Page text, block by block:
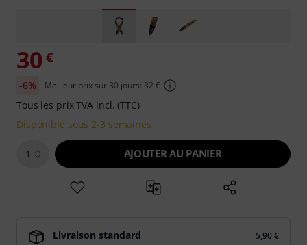
30 €
-6% Meilleur prix sur 30 jours: 32 €
Tous les prix TVA incl. (TTC)
Disponible sous 2-3 semaines
1 AJOUTER AU PANIER
Livraison standard 5,90 €